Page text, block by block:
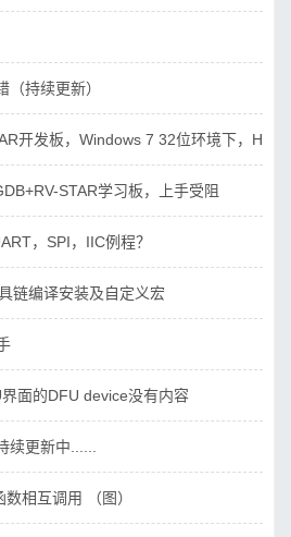
持续更新）
开发板，Windows 7 32位环境下，
STAR学习板，上手受阻
，SPI，IIC例程？
链编译安装及自定义宏
面的DFU device没有内容
更新中......
相互调用 （图）